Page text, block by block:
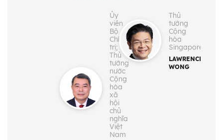
Ủy
viên
Bộ
Chính
trị;
Thủ
tướng
nước
Cộng
hòa
xã
hội
chủ
nghĩa
Việt
Nam
Thủ
tướng
Cộng
hòa
Singapore
LAWRENCE
WONG